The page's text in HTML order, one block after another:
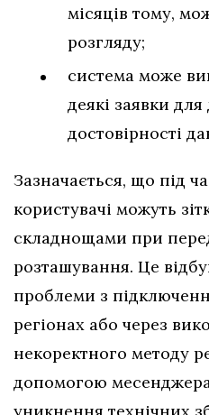
місяців тому,
розгляду;
система може
деякі заявки
достовірності
Зазначається, що під
користувачі можуть
складнощами при
розташування. Це
проблеми з
регіонах або через
некоректного методу
допомогою